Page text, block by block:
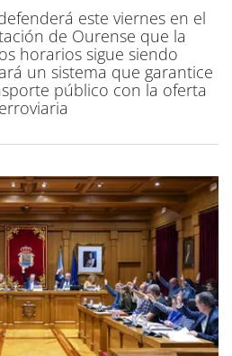
este viernes en el
de Ourense que la
horarios sigue siendo
un sistema que garantice
público con la oferta